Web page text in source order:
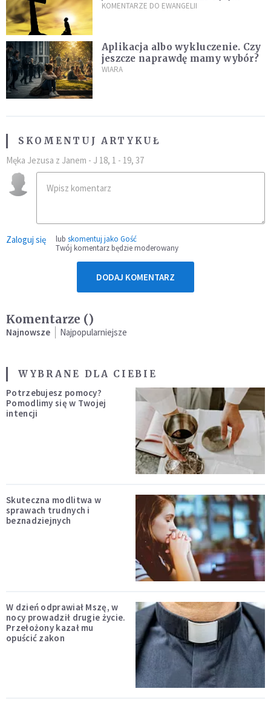
wielkość
KOMENTARZE DO EWANGELII
Aplikacja albo wykluczenie. Czy
jeszcze naprawdę mamy wybór?
WIARA
SKOMENTUJ ARTYKUŁ
Męka Jezusa z Janem - J 18, 1 - 19, 37
Zaloguj się lub skomentuj jako Gość
Twój komentarz będzie moderowany
DODAJ KOMENTARZ
Komentarze ()
Najnowsze Najpopularniejsze
WYBRANE DLA CIEBIE
Potrzebujesz pomocy?
Pomodlimy się w Twojej
intencji
Skuteczna modlitwa w
sprawach trudnych i
beznadziejnych
W dzień odprawiał Mszę, w
nocy prowadził drugie życie.
Przełożony kazał mu
opuścić zakon